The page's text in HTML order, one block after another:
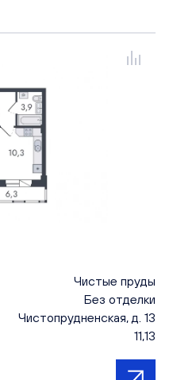
Чистые пруды
Без отделки
Чистопрудненская, д. 13
11,13